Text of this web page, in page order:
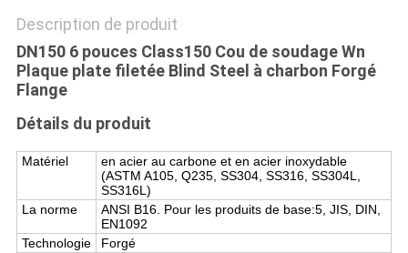
DE
CONFIDENTIALITÉ
Description de produit
DN150 6 pouces Class150 Cou de soudage Wn
Plaque plate filetée Blind Steel à charbon Forgé
Flange
Détails du produit
Matériel
en acier au carbone et en acier inoxydable
(ASTM A105, Q235, SS304, SS316, SS304L,
SS316L)
La norme
ANSI B16. Pour les produits de base:5, JIS, DIN,
EN1092
Technologie
Forgé